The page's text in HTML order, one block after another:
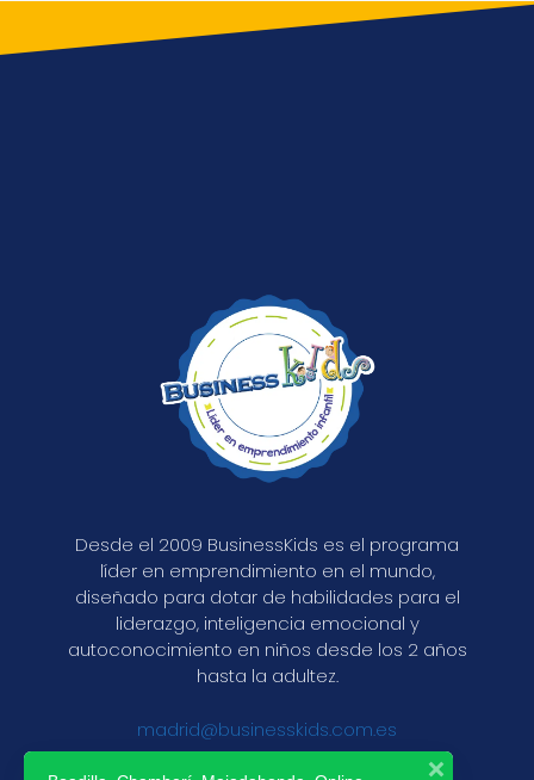
Desde el 2009 BusinessKids es el programa
líder en emprendimiento en el mundo,
diseñado para dotar de habilidades para el
liderazgo, inteligencia emocional y
autoconocimiento en niños desde los 2 años
hasta la adultez.
madrid@businesskids.com.es